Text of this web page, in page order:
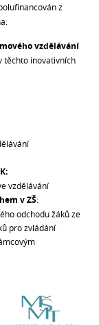
z
vzdělávání
těchto inovativních
vzdělávání
v ZŠ:
odchodu žáků ze
pro zvládání